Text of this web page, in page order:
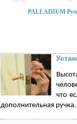
PALLADIUM
что
дополнительная ручка.